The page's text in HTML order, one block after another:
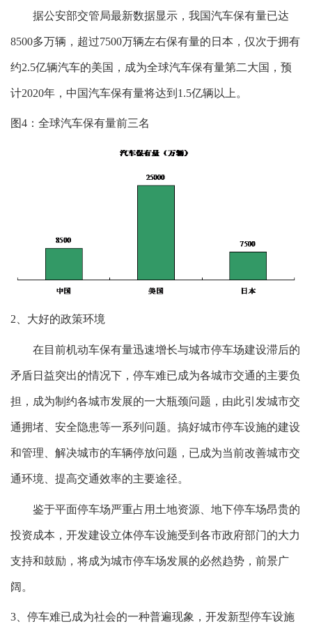
据公安部交管局最新数据显示，我国汽车保有量已达
8500多万辆，超过7500万辆左右保有量的日本，仅次于拥有
约2.5亿辆汽车的美国，成为全球汽车保有量第二大国，预
计2020年，中国汽车保有量将达到1.5亿辆以上。
图4：全球汽车保有量前三名
2、大好的政策环境
在目前机动车保有量迅速增长与城市停车场建设滞后的
矛盾日益突出的情况下，停车难已成为各城市交通的主要负
担，成为制约各城市发展的一大瓶颈问题，由此引发城市交
通拥堵、安全隐患等一系列问题。搞好城市停车设施的建设
和管理、解决城市的车辆停放问题，已成为当前改善城市交
通环境、提高交通效率的主要途径。
鉴于平面停车场严重占用土地资源、地下停车场昂贵的
投资成本，开发建设立体停车设施受到各市政府部门的大力
支持和鼓励，将成为城市停车场发展的必然趋势，前景广
阔。
3、停车难已成为社会的一种普遍现象，开发新型停车设施